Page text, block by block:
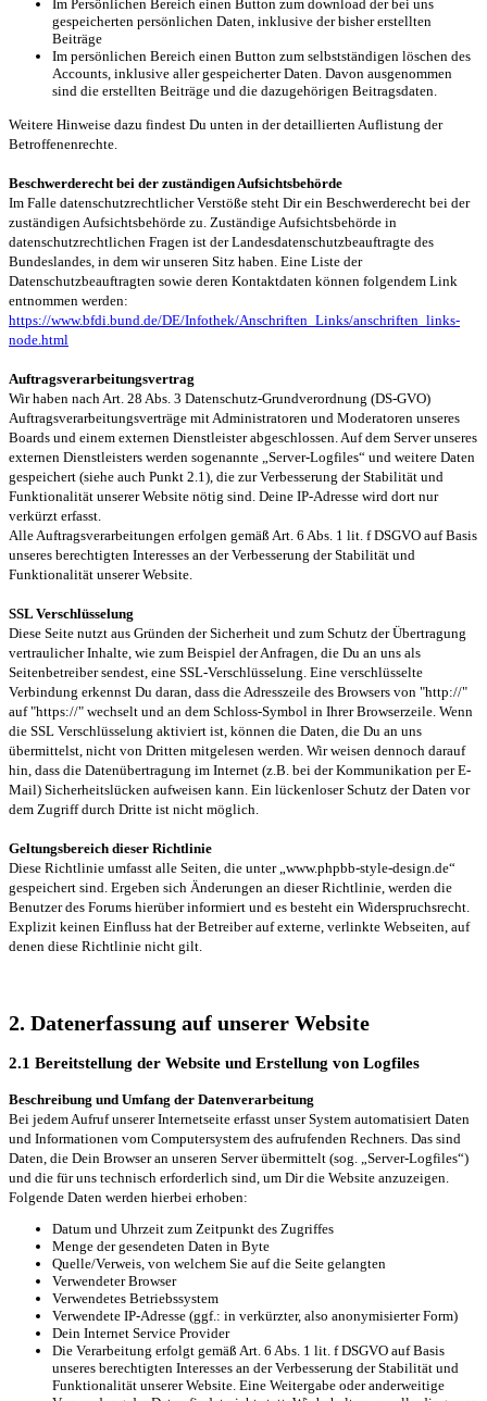
Im Persönlichen Bereich einen Button zum download der bei uns
gespeicherten persönlichen Daten, inklusive der bisher erstellten
Beiträge
Im persönlichen Bereich einen Button zum selbstständigen löschen des
Accounts, inklusive aller gespeicherter Daten. Davon ausgenommen
sind die erstellten Beiträge und die dazugehörigen Beitragsdaten.
Weitere Hinweise dazu findest Du unten in der detaillierten Auflistung der
Betroffenenrechte.
Beschwerderecht bei der zuständigen Aufsichtsbehörde
Im Falle datenschutzrechtlicher Verstöße steht Dir ein Beschwerderecht bei der
zuständigen Aufsichtsbehörde zu. Zuständige Aufsichtsbehörde in
datenschutzrechtlichen Fragen ist der Landesdatenschutzbeauftragte des
Bundeslandes, in dem wir unseren Sitz haben. Eine Liste der
Datenschutzbeauftragten sowie deren Kontaktdaten können folgendem Link
entnommen werden:
https://www.bfdi.bund.de/DE/Infothek/Anschriften_Links/anschriften_links-
node.html
Auftragsverarbeitungsvertrag
Wir haben nach Art. 28 Abs. 3 Datenschutz-Grundverordnung (DS-GVO)
Auftragsverarbeitungsverträge mit Administratoren und Moderatoren unseres
Boards und einem externen Dienstleister abgeschlossen. Auf dem Server unseres
externen Dienstleisters werden sogenannte „Server-Logfiles“ und weitere Daten
gespeichert (siehe auch Punkt 2.1), die zur Verbesserung der Stabilität und
Funktionalität unserer Website nötig sind. Deine IP-Adresse wird dort nur
verkürzt erfasst.
Alle Auftragsverarbeitungen erfolgen gemäß Art. 6 Abs. 1 lit. f DSGVO auf Basis
unseres berechtigten Interesses an der Verbesserung der Stabilität und
Funktionalität unserer Website.
SSL Verschlüsselung
Diese Seite nutzt aus Gründen der Sicherheit und zum Schutz der Übertragung
vertraulicher Inhalte, wie zum Beispiel der Anfragen, die Du an uns als
Seitenbetreiber sendest, eine SSL-Verschlüsselung. Eine verschlüsselte
Verbindung erkennst Du daran, dass die Adresszeile des Browsers von "http://"
auf "https://" wechselt und an dem Schloss-Symbol in Ihrer Browserzeile. Wenn
die SSL Verschlüsselung aktiviert ist, können die Daten, die Du an uns
übermittelst, nicht von Dritten mitgelesen werden. Wir weisen dennoch darauf
hin, dass die Datenübertragung im Internet (z.B. bei der Kommunikation per E-
Mail) Sicherheitslücken aufweisen kann. Ein lückenloser Schutz der Daten vor
dem Zugriff durch Dritte ist nicht möglich.
Geltungsbereich dieser Richtlinie
Diese Richtlinie umfasst alle Seiten, die unter „www.phpbb-style-design.de“
gespeichert sind. Ergeben sich Änderungen an dieser Richtlinie, werden die
Benutzer des Forums hierüber informiert und es besteht ein Widerspruchsrecht.
Explizit keinen Einfluss hat der Betreiber auf externe, verlinkte Webseiten, auf
denen diese Richtlinie nicht gilt.
2. Datenerfassung auf unserer Website
2.1 Bereitstellung der Website und Erstellung von Logfiles
Beschreibung und Umfang der Datenverarbeitung
Bei jedem Aufruf unserer Internetseite erfasst unser System automatisiert Daten
und Informationen vom Computersystem des aufrufenden Rechners. Das sind
Daten, die Dein Browser an unseren Server übermittelt (sog. „Server-Logfiles“)
und die für uns technisch erforderlich sind, um Dir die Website anzuzeigen.
Folgende Daten werden hierbei erhoben:
Datum und Uhrzeit zum Zeitpunkt des Zugriffes
Menge der gesendeten Daten in Byte
Quelle/Verweis, von welchem Sie auf die Seite gelangten
Verwendeter Browser
Verwendetes Betriebssystem
Verwendete IP-Adresse (ggf.: in verkürzter, also anonymisierter Form)
Dein Internet Service Provider
Die Verarbeitung erfolgt gemäß Art. 6 Abs. 1 lit. f DSGVO auf Basis
unseres berechtigten Interesses an der Verbesserung der Stabilität und
Funktionalität unserer Website. Eine Weitergabe oder anderweitige